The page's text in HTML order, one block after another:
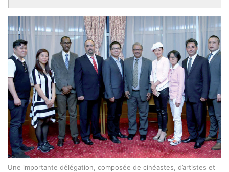
Une importante délégation, composée de cinéastes, d’artistes et